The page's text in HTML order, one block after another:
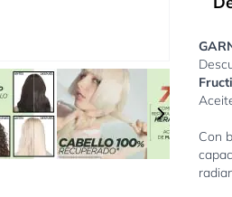
View larger imageView larger image
Con